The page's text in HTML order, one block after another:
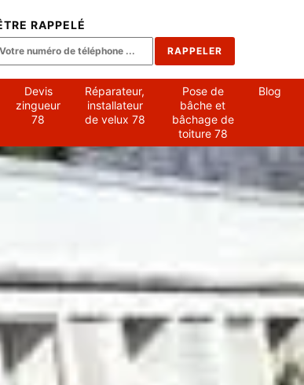
RAPPELÉ
Devis
zingueur
78
Réparateur,
installateur
de velux 78
Pose de
bâche et
bâchage de
toiture 78
Blog